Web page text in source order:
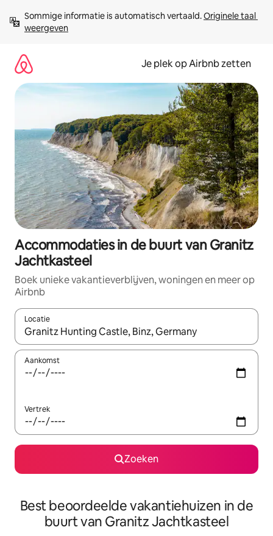
direct
naar
Sommige informatie is automatisch vertaald. Originele taal
weergeven
Je plek op Airbnb zetten
Accommodaties in de buurt van Granitz
Jachtkasteel
Boek unieke vakantieverblijven, woningen en meer op
Airbnb
Locatie
Wanneer er resultaten beschikbaar zijn, maak je een keuze
Aankomst
Vertrek
Zoeken
Best beoordeelde vakantiehuizen in de
buurt van Granitz Jachtkasteel